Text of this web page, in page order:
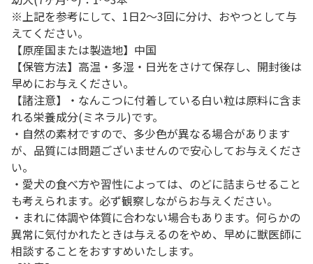
※上記を参考にして、1日2～3回に分け、おやつとして与
えてください。
【原産国または製造地】中国
【保管方法】高温・多湿・日光をさけて保存し、開封後は
早めにお与えください。
【諸注意】・なんこつに付着している白い粒は原料に含ま
れる栄養成分(ミネラル)です。
・自然の素材ですので、多少色が異なる場合があります
が、品質には問題ございませんので安心してお与えくださ
い。
・愛犬の食べ方や習性によっては、のどに詰まらせること
も考えられます。必ず観察しながらお与えください。
・まれに体調や体質に合わない場合もあります。何らかの
異常に気付かれたときは与えるのをやめ、早めに獣医師に
相談することをおすすめいたします。